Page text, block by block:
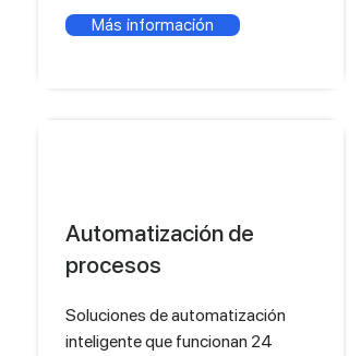
Más información
Automatización de
procesos
Soluciones de automatización
inteligente que funcionan 24